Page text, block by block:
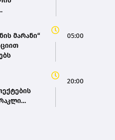
მარანი“
05:00
20:00